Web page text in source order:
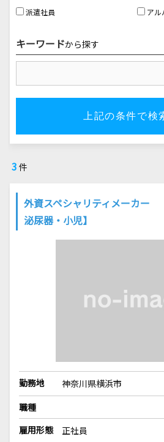
派遣社員
アル
キーワードから探す
3 件
外資スペシャリティメーカー
泌尿器・小児】
勤務地
神奈川県横浜市
職種
雇用形態
正社員